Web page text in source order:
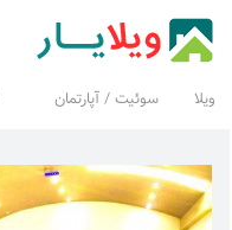
ویلا سوئیت / آپارتمان